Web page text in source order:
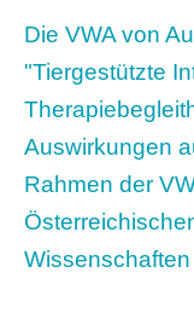
Die VWA von
"Tiergestützte
Auswirkungen
Rahmen der